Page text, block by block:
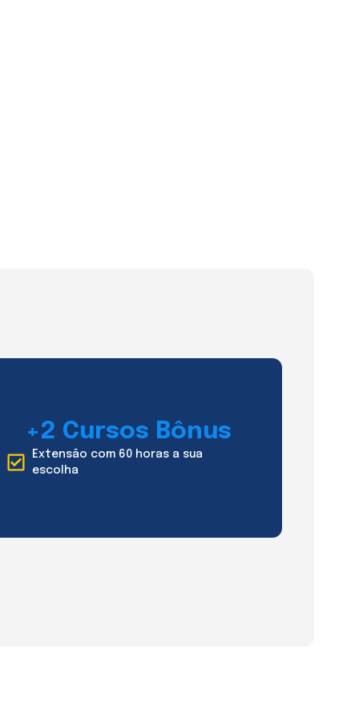
+2 Cursos Bônus
Extensão com 60 horas a sua
escolha